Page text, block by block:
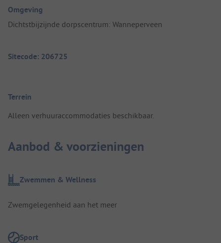
Omgeving
Dichtstbijzijnde dorpscentrum: Wanneperveen
Sitecode: 206725
Terrein
Alleen verhuuraccommodaties beschikbaar.
Aanbod & voorzieningen
Zwemmen & Wellness
Zwemgelegenheid aan het meer
Sport